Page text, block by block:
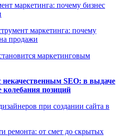
маркетинга: почему бизнес
маркетинга: почему
продажи
маркетинговым
некачественным SEO: в выдаче
позиций
при создании сайта в
ремонта: от смет до скрытых